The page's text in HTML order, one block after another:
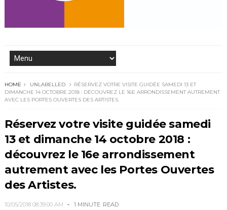
HOME UNLABELLED
RÉSERVEZ VOTRE VISITE GUIDÉE SAMEDI 13 ET
DIMANCHE 14 OCTOBRE 2018 : DÉCOUVREZ LE 16E ARRONDISSEMENT AUTREMENT
AVEC LES PORTES OUVERTES DES ARTISTES.
Réservez votre visite guidée samedi
13 et dimanche 14 octobre 2018 :
découvrez le 16e arrondissement
autrement avec les Portes Ouvertes
des Artistes.
10/05/2018 08:39:00 AM 1 MINUTE READ